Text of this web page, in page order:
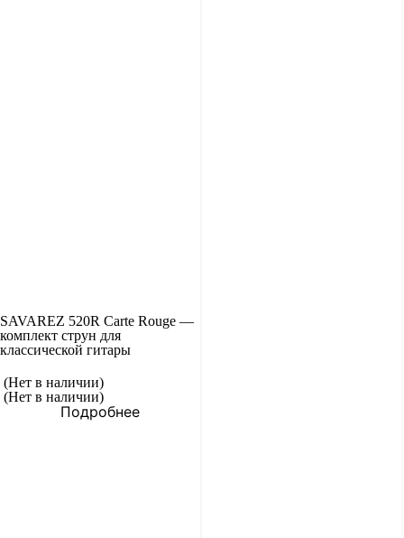
SAVAREZ 520R Carte Rouge —
комплект струн для
классической гитары
(Нет в наличии)
(Нет в наличии)
Подробнее